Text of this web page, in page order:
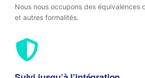
Nous nous occupons des équivalences
et autres formalités.